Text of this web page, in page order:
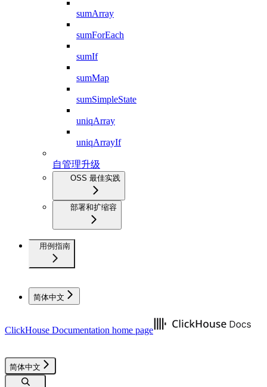
sumArray
sumForEach
sumIf
sumMap
sumSimpleState
uniqArray
uniqArrayIf
自管理升级
OSS 最佳实践
部署和扩缩容
用例指南
简体中文
ClickHouse Documentation home page
简体中文